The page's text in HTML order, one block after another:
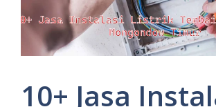
10+ Jasa